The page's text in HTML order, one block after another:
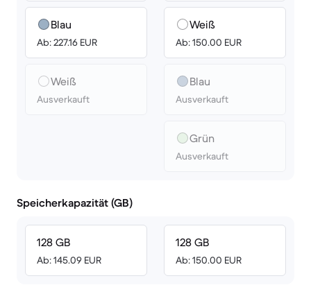
Blau
Ab: 227.16 EUR
Weiß
Ausverkauft
Weiß
Ab: 150.00 EUR
Blau
Ausverkauft
Grün
Ausverkauft
Speicherkapazität (GB)
128 GB
Ab: 145.09 EUR
128 GB
Ab: 150.00 EUR